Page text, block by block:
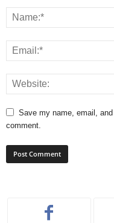
Save my name, email,
comment.